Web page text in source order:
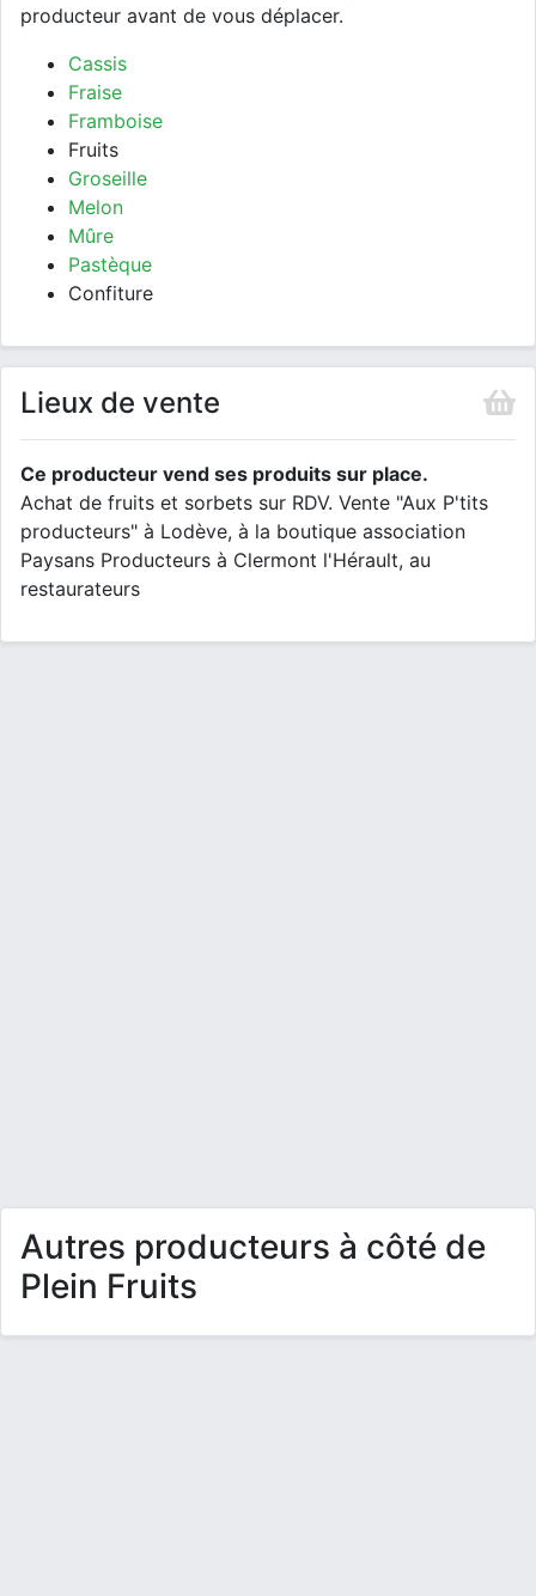
producteur avant de vous déplacer.
Cassis
Fraise
Framboise
Fruits
Groseille
Melon
Mûre
Pastèque
Confiture
Lieux de vente
Ce producteur vend ses produits sur place.
Achat de fruits et sorbets sur RDV. Vente "Aux P'tits
producteurs" à Lodève, à la boutique association
Paysans Producteurs à Clermont l'Hérault, au
restaurateurs
Autres producteurs à côté de
Plein Fruits